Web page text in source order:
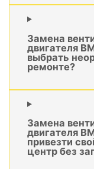
Замена
двигателя
выбрать
ремонте?
Замена
двигателя
привезти
центр без